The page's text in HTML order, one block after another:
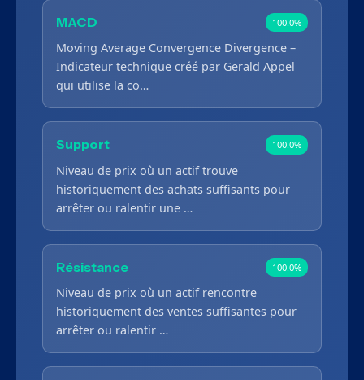
MACD 100.0%
Moving Average Convergence Divergence –
Indicateur technique créé par Gerald Appel
qui utilise la co…
Support 100.0%
Niveau de prix où un actif trouve
historiquement des achats suffisants pour
arrêter ou ralentir une …
Résistance 100.0%
Niveau de prix où un actif rencontre
historiquement des ventes suffisantes pour
arrêter ou ralentir …